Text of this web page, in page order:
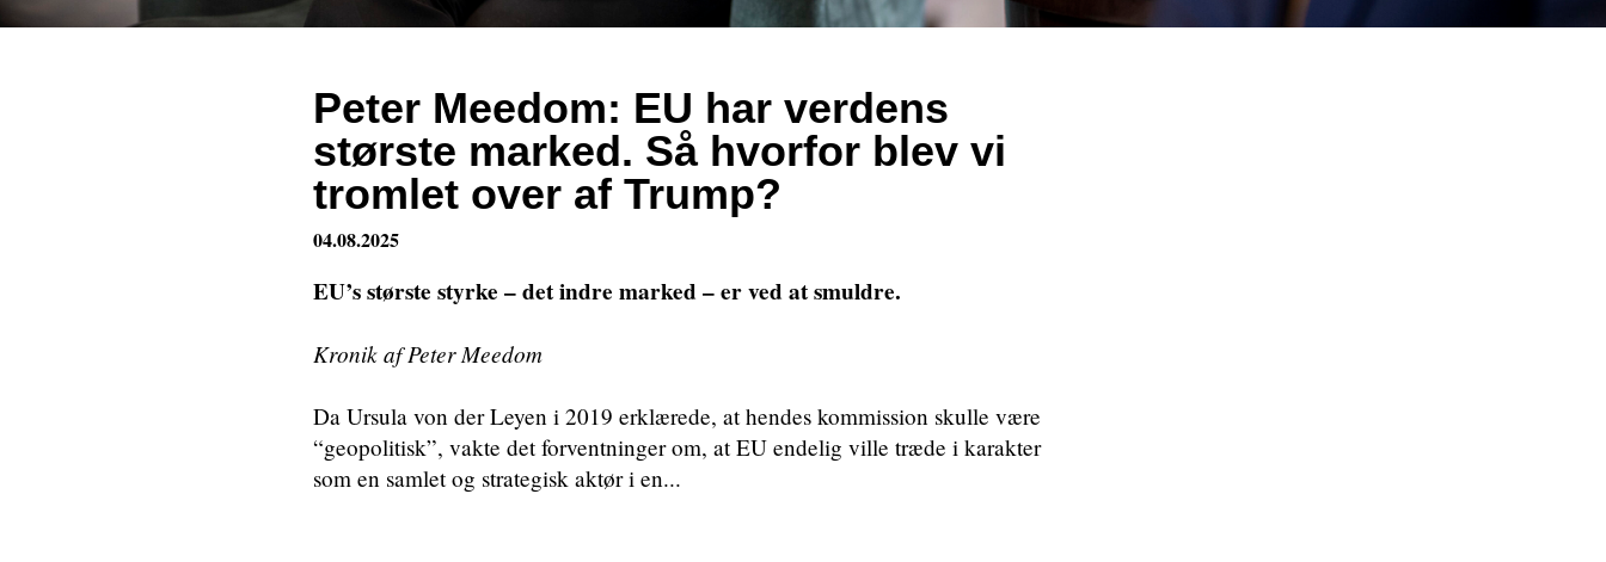
Peter Meedom: EU har verdens
største marked. Så hvorfor blev vi
tromlet over af Trump?
04.08.2025
EU’s største styrke – det indre marked – er ved at smuldre.
Kronik af Peter Meedom
Da Ursula von der Leyen i 2019 erklærede, at hendes kommission skulle være
“geopolitisk”, vakte det forventninger om, at EU endelig ville træde i karakter
som en samlet og strategisk aktør i en...